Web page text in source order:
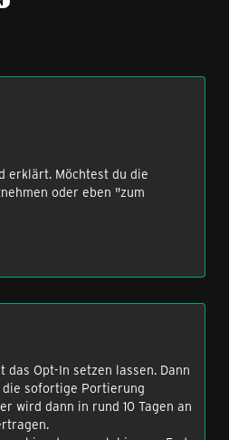
erklärt. Möchtest du die
oder eben "zum
das Opt-In setzen lassen. Dann
sofortige Portierung
wird dann in rund 10 Tagen an